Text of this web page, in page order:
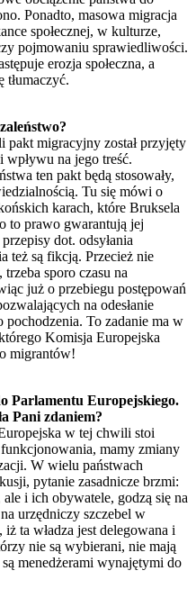
Ponadto, masowa migracja
społecznej, w kulturze,
pojmowaniu sprawiedliwości.
erozja społeczna, a
tłumaczyć.
migracyjny został przyjęty
na jego treść.
ten pakt będą stosowały,
Tu się mówi o
karach, które Bruksela
to prawo gwarantują jej
dot. odsyłania
też są fikcją. Przecież nie
sporo czasu na
już o przebiegu postępowań
na odesłanie
To zadanie ma w
Komisja Europejska
migrantów!
Parlamentu Europejskiego.
Pani zdaniem?
w tej chwili stoi
mamy zmiany
W wielu państwach
pytanie zasadnicze brzmi:
i ich obywatele, godzą się na
urzędniczy szczebel w
ta władza jest delegowana i
nie są wybierani, nie mają
są menedżerami wynajętymi do